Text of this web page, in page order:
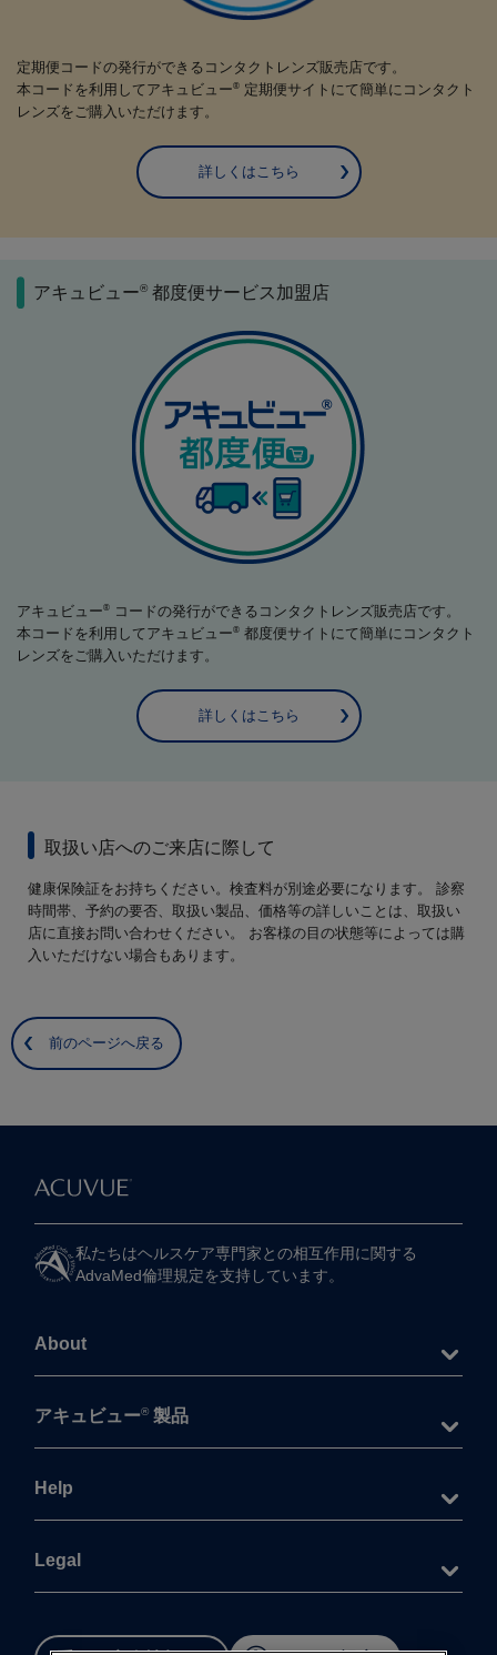
定期便コードの発行ができるコンタクトレンズ販売店です。
本コードを利用してアキュビュー® 定期便サイトにて簡単にコンタクト
レンズをご購入いただけます。
詳しくはこちら
アキュビュー® 都度便サービス加盟店
アキュビュー®
コードの発行ができるコンタクトレンズ販売店です。
本コードを利用してアキュビュー® 都度便サイトにて簡単にコンタクト
レンズをご購入いただけます。
詳しくはこちら
取扱い店へのご来店に際して
健康保険証をお持ちください。検査料が別途必要になります。 診察
時間帯、予約の要否、取扱い製品、価格等の詳しいことは、取扱い
店に直接お問い合わせください。 お客様の目の状態等によっては購
入いただけない場合もあります。
前のページへ戻る
私たちは​ヘルスケア専門家との​相互作用に​関する​
AdvaMed倫理規定を​支持しています。
About
アキュビュー® 製品
Help
Legal